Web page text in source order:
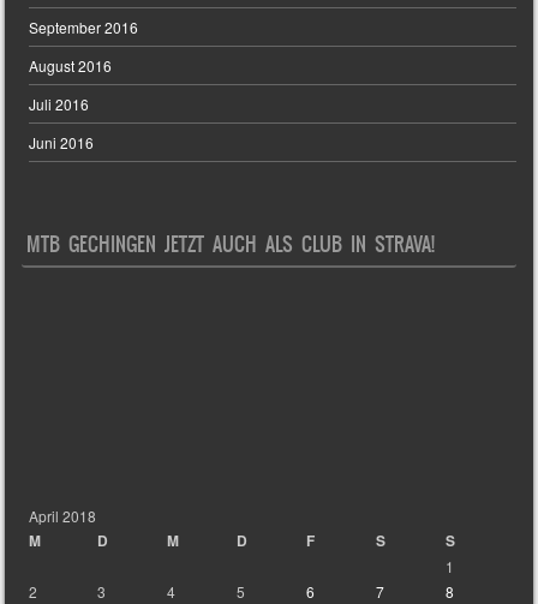
September 2016
August 2016
Juli 2016
Juni 2016
MTB GECHINGEN JETZT AUCH ALS CLUB IN STRAVA!
April 2018
M D M D F S S
1
2
3 4 5 6 7 8